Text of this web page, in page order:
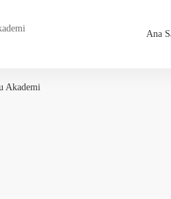
Ana
Akademi